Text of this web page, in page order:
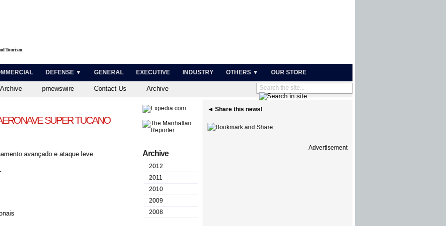
Tourism
DEFENSE ▼ GENERAL EXECUTIVE INDUSTRY OTHERS ▼ OUR STORE
prnewswire Contact Us Archive
SUPER TUCANO
avançado e ataque leve Archive
2012
2011
2010
2009
2008
◄ Share this news!
Advertisement